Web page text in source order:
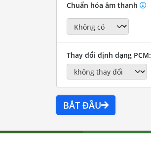
Chuẩn hóa âm thanh
Thay đổi định dạng PCM:
BẮT ĐẦU